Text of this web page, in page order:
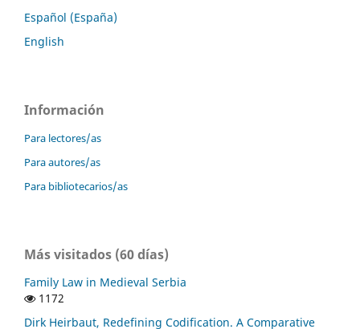
Español (España)
English
Información
Para lectores/as
Para autores/as
Para bibliotecarios/as
Más visitados (60 días)
Family Law in Medieval Serbia
1172
Dirk Heirbaut, Redefining Codification. A Comparative